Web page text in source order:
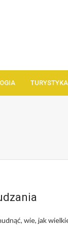
TURYSTYKA
wie, jak